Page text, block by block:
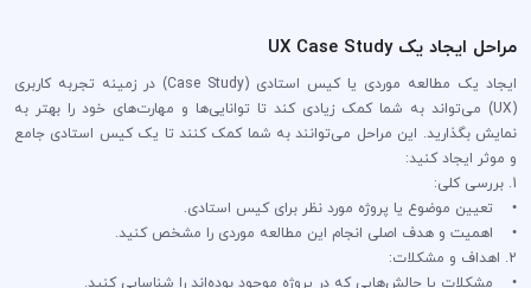
مراحل ایجاد یک UX Case Study
ایجاد یک مطالعه موردی یا کیس استادی (Case Study) در زمینه تجربه کاربری
(UX) می‌تواند به شما کمک زیادی کند تا توانایی‌ها و مهارت‌های خود را بهتر به
نمایش بگذارید. این مراحل می‌توانند به شما کمک کنند تا یک کیس استادی جامع
و موثر ایجاد کنید:
1. بررسی کلی:
• تعیین موضوع یا پروژه مورد نظر برای کیس استادی.
• اهمیت و هدف اصلی انجام این مطالعه موردی را مشخص کنید.
2. اهداف و مشکلات:
• مشکلات یا چالش‌هایی که در پروژه موجود بوده‌اند را شناسایی کنید.